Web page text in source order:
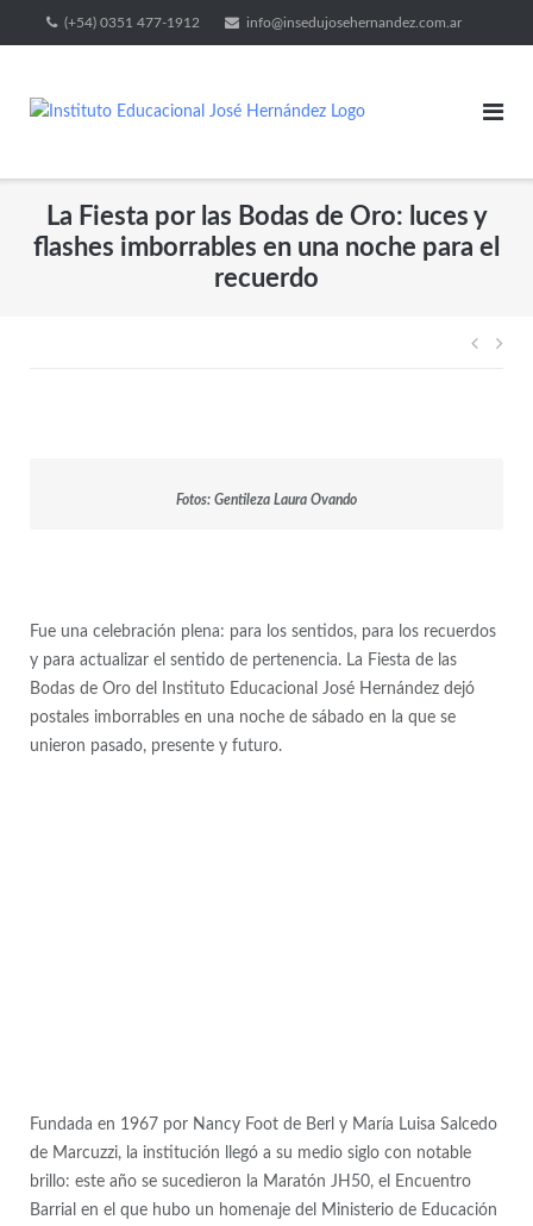
(+54) 0351 477-1912 info@insedujosehernandez.com.ar
La Fiesta por las Bodas de Oro: luces y
flashes imborrables en una noche para el
recuerdo
Fotos: Gentileza Laura Ovando
Fue una celebración plena: para los sentidos, para los recuerdos
y para actualizar el sentido de pertenencia. La Fiesta de las
Bodas de Oro del Instituto Educacional José Hernández dejó
postales imborrables en una noche de sábado en la que se
unieron pasado, presente y futuro.
Fundada en 1967 por Nancy Foot de Berl y María Luisa Salcedo
de Marcuzzi, la institución llegó a su medio siglo con notable
brillo: este año se sucedieron la Maratón JH50, el Encuentro
Barrial en el que hubo un homenaje del Ministerio de Educación